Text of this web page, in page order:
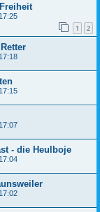
1 2
- die Heulboje